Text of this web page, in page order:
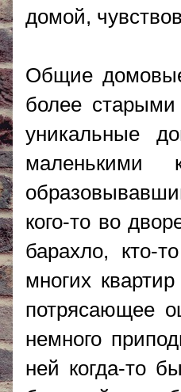
домой,
Общие
более
уникальные
маленькими
кого-то во
барахло, кто-
многих
потрясающее
немного
ней когда-то